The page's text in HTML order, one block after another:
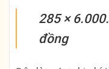
285 ×
đồng